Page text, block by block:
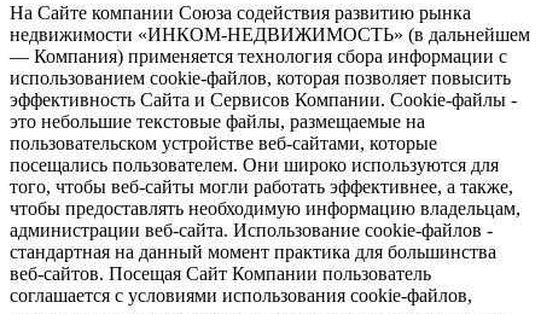
На Сайте компании Союза содействия развитию рынка
недвижимости «ИНКОМ-НЕДВИЖИМОСТЬ» (в дальнейшем
— Компания) применяется технология сбора информации с
использованием cookie-файлов, которая позволяет повысить
эффективность Сайта и Сервисов Компании. Сookie-файлы -
это небольшие текстовые файлы, размещаемые на
пользовательском устройстве веб-сайтами, которые
посещались пользователем. Они широко используются для
того, чтобы веб-сайты могли работать эффективнее, а также,
чтобы предоставлять необходимую информацию владельцам,
администрации веб-сайта. Использование cookie-файлов -
стандартная на данный момент практика для большинства
веб-сайтов. Посещая Сайт Компании пользователь
соглашается с условиями использования cookie-файлов,